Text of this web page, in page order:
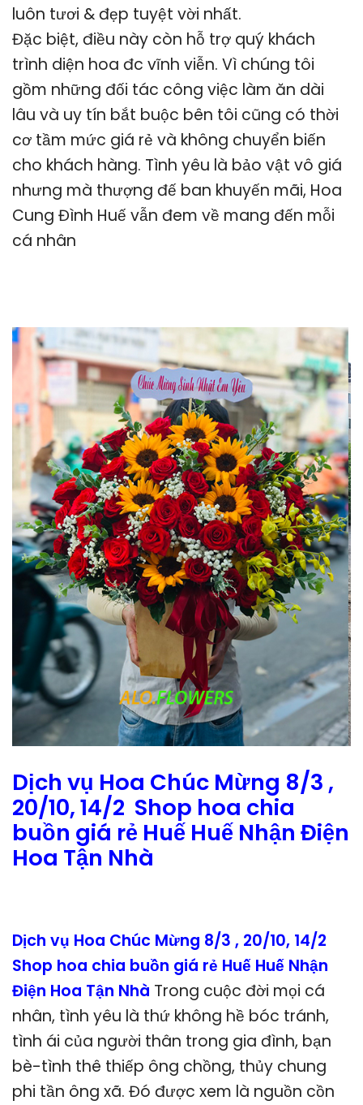
luôn tươi & đẹp tuyệt vời nhất.
Đặc biệt, điều này còn hỗ trợ quý khách
trình diện hoa đc vĩnh viễn. Vì chúng tôi
gồm những đối tác công việc làm ăn dài
lâu và uy tín bắt buộc bên tôi cũng có thời
cơ tầm mức giá rẻ và không chuyển biến
cho khách hàng. Tình yêu là bảo vật vô giá
nhưng mà thượng đế ban khuyến mãi, Hoa
Cung Đình Huế vẫn đem về mang đến mỗi
cá nhân
Dịch vụ Hoa Chúc Mừng 8/3 ,
20/10, 14/2 Shop hoa chia
buồn giá rẻ Huế Huế Nhận Điện
Hoa Tận Nhà
Dịch vụ Hoa Chúc Mừng 8/3 , 20/10, 14/2
Shop hoa chia buồn giá rẻ Huế Huế Nhận
Điện Hoa Tận Nhà Trong cuộc đời mọi cá
nhân, tình yêu là thứ không hề bóc tránh,
tình ái của người thân trong gia đình, bạn
bè-tình thê thiếp ông chồng, thủy chung
phi tần ông xã. Đó được xem là nguồn cồn